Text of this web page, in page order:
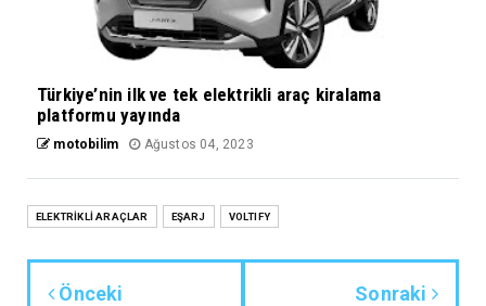
Türkiye’nin ilk ve tek elektrikli araç kiralama
platformu yayında
motobilim Ağustos 04, 2023
ELEKTRİKLİ ARAÇLAR EŞARJ VOLTIFY
Önceki Sonraki